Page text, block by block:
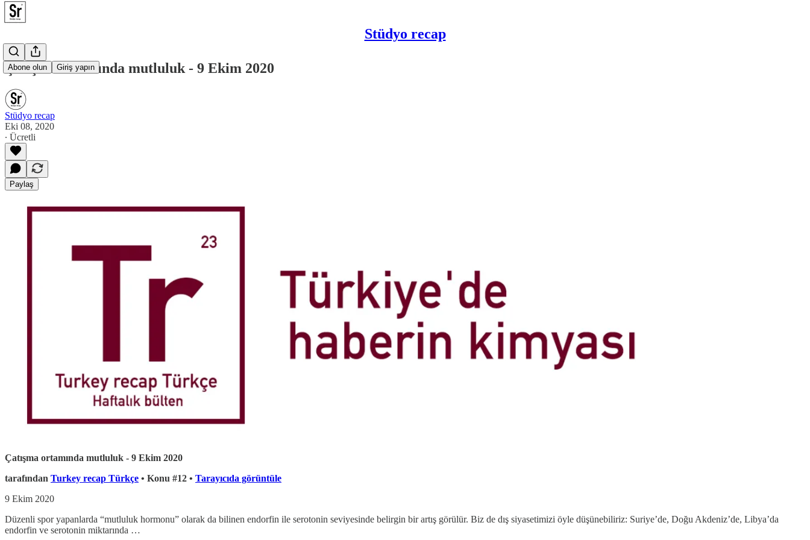
Stüdyo recap
Abone olun Giriş yapın
Çatışma ortamında mutluluk - 9 Ekim 2020
Stüdyo recap
Eki 08, 2020
∙ Ücretli
Paylaş
Çatışma ortamında mutluluk - 9 Ekim 2020
tarafından Turkey recap Türkçe • Konu #12 • Tarayıcıda görüntüle
9 Ekim 2020
Düzenli spor yapanlarda “mutluluk hormonu” olarak da bilinen endorfin ile serotonin seviyesinde belirgin bir artış görülür. Biz de dış siyasetimizi öyle düşünebiliriz: Suriye’de, Doğu Akdeniz’de, Libya’da
endorfin ve serotonin miktarında …